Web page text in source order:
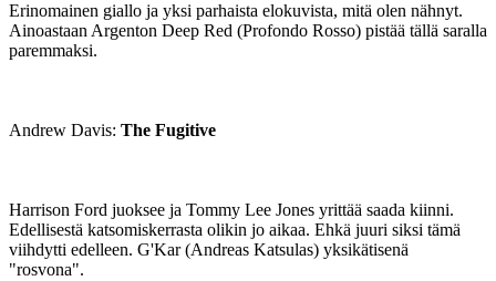
Erinomainen giallo ja yksi parhaista elokuvista, mitä olen nähnyt.
Ainoastaan Argenton Deep Red (Profondo Rosso) pistää tällä saralla
paremmaksi.
Andrew Davis: The Fugitive
Harrison Ford juoksee ja Tommy Lee Jones yrittää saada kiinni.
Edellisestä katsomiskerrasta olikin jo aikaa. Ehkä juuri siksi tämä
viihdytti edelleen. G'Kar (Andreas Katsulas) yksikätisenä
"rosvona".